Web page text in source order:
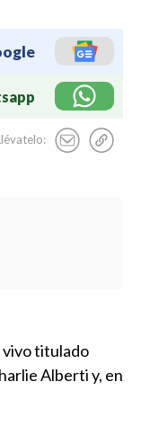
vivo titulado
Alberti y, en